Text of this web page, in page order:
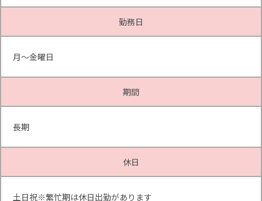
勤務日
月～金曜日
期間
長期
休日
土日祝※繁忙期は休日出勤があります